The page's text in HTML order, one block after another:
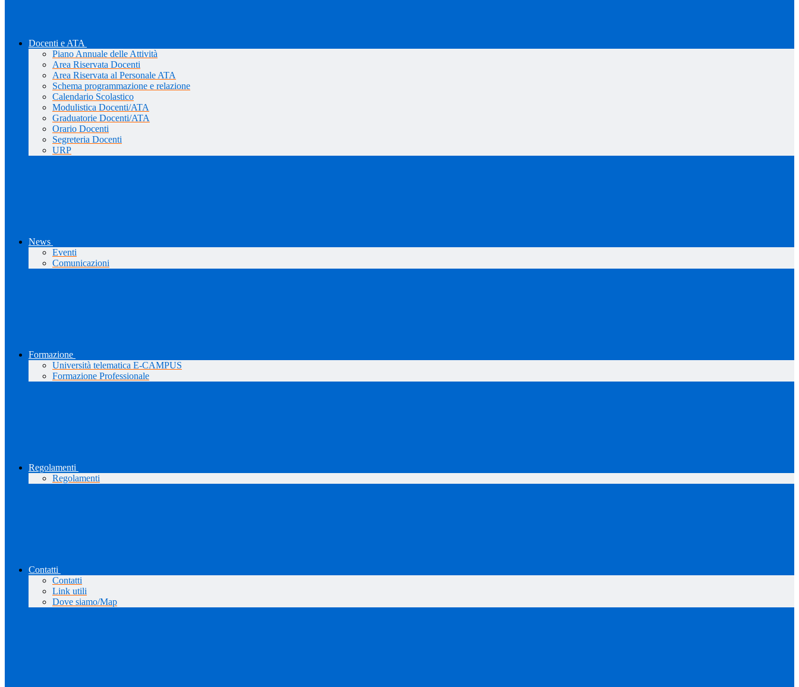
Docenti e ATA
Piano Annuale delle Attività
Area Riservata Docenti
Area Riservata al Personale ATA
Schema programmazione e relazione
Calendario Scolastico
Modulistica Docenti/ATA
Graduatorie Docenti/ATA
Orario Docenti
Segreteria Docenti
URP
News
Eventi
Comunicazioni
Formazione
Università telematica E-CAMPUS
Formazione Professionale
Regolamenti
Regolamenti
Contatti
Contatti
Link utili
Dove siamo/Map